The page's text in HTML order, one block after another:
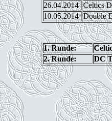
26.04.2014 Celtics
10.05.2014 Double
1. Runde:
2. Runde:
DC